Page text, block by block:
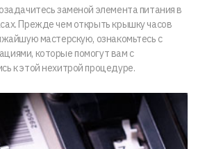
заменой элемента питания в
Прежде чем открыть крышку часов
мастерскую, ознакомьтесь с
которые помогут вам с
к этой нехитрой процедуре.